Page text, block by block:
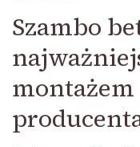
Szambo
montażem